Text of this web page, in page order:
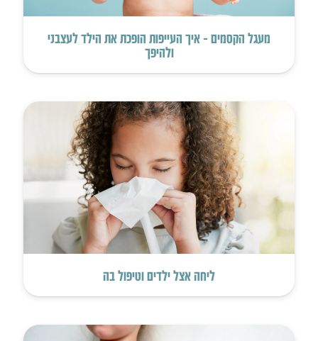
מעגל הקסמים – איך העייפות הופכת את הילד לעצבני
ולהיפך
ליחה אצל ילדים וטיפול בה